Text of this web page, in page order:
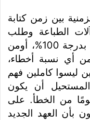
بين زمن كتابة
الطباعة وطلب
البعض بأن يكون النسخ دقيق بدرجة 100%، أومن
أي نسبة أخطاء،
ليسوا كاملين فهم
أن يكون
من الخطأ. على
بأن العهد الجديد